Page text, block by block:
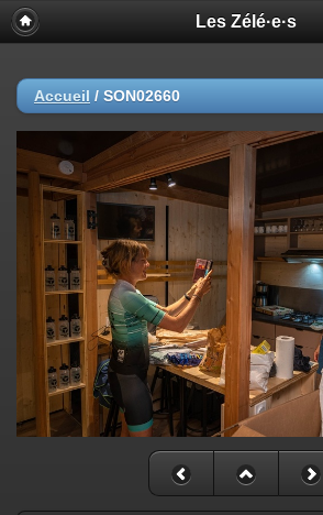
Les Zélé·e·s
Accueil / SON02660